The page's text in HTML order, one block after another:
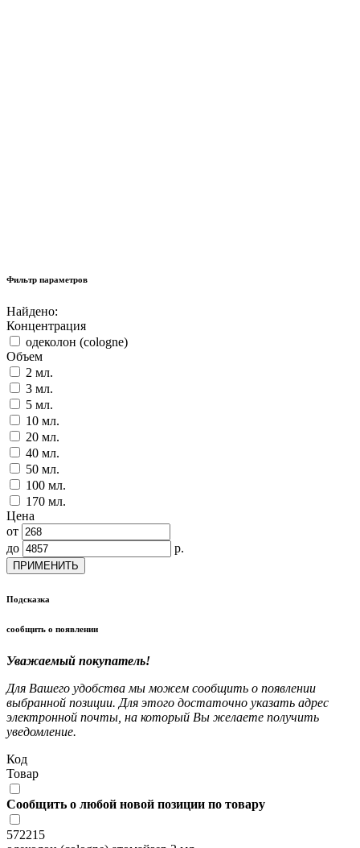
Фильтр параметров
Найдено:
Концентрация
одеколон (cologne)
Объем
2 мл.
3 мл.
5 мл.
10 мл.
20 мл.
40 мл.
50 мл.
100 мл.
170 мл.
Цена
от
до
р.
ПРИМЕНИТЬ
Подсказка
сообщить о появлении
Уважаемый покупатель!
Для Вашего удобства мы можем сообщить о появлении
выбранной позиции. Для этого достаточно указать адрес
электронной почты, на который Вы желаете получить
уведомление.
Код
Товар
Сообщить о любой новой позиции по товару
572215